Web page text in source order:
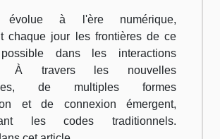
virtuelle
évolue à l'ère numérique,
chaque jour les frontières de ce
dans les interactions
À travers les nouvelles
de multiples formes
et de connexion émergent,
les codes traditionnels.